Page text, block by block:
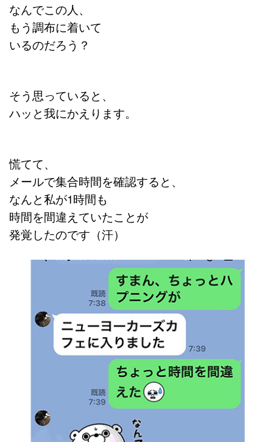
なんでこの人、
もう調布に着いて
いるのだろう？
そう思っていると、
ハッと我にかえります。
慌てて、
メールで集合時間を確認すると、
なんと私が1時間も
時間を間違えていたことが
発覚したのです（汗）